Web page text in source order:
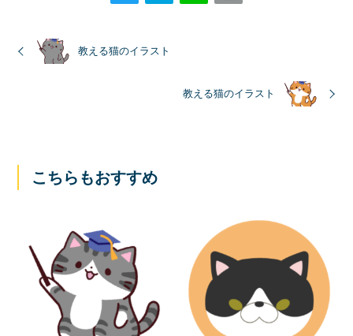
教える猫のイラスト
教える猫のイラスト
こちらもおすすめ